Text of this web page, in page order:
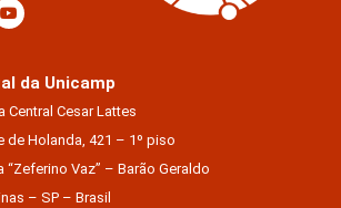
da Unicamp
Central Cesar Lattes
de Holanda, 421 – 1º piso
“Zeferino Vaz” – Barão Geraldo
– SP – Brasil